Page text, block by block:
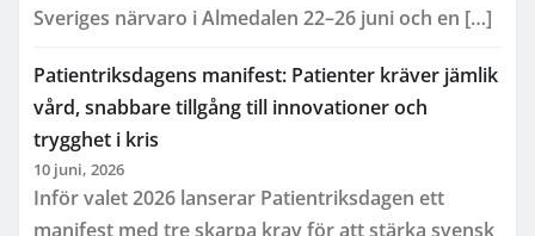
Sveriges närvaro i Almedalen 22–26 juni och en […]
Patientriksdagens manifest: Patienter kräver jämlik
vård, snabbare tillgång till innovationer och
trygghet i kris
10 juni, 2026
Inför valet 2026 lanserar Patientriksdagen ett
manifest med tre skarpa krav för att stärka svensk